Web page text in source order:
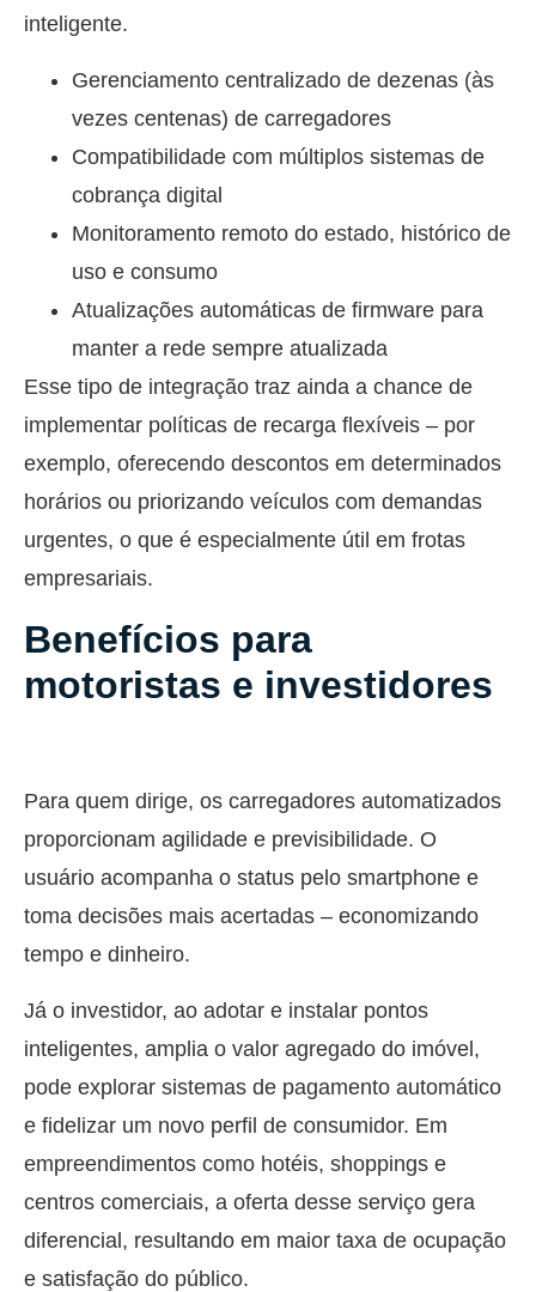
inteligente.
Gerenciamento centralizado de dezenas (às
vezes centenas) de carregadores
Compatibilidade com múltiplos sistemas de
cobrança digital
Monitoramento remoto do estado, histórico de
uso e consumo
Atualizações automáticas de firmware para
manter a rede sempre atualizada
Esse tipo de integração traz ainda a chance de
implementar políticas de recarga flexíveis – por
exemplo, oferecendo descontos em determinados
horários ou priorizando veículos com demandas
urgentes, o que é especialmente útil em frotas
empresariais.
Benefícios para
motoristas e investidores
Para quem dirige, os carregadores automatizados
proporcionam agilidade e previsibilidade. O
usuário acompanha o status pelo smartphone e
toma decisões mais acertadas – economizando
tempo e dinheiro.
Já o investidor, ao adotar e instalar pontos
inteligentes, amplia o valor agregado do imóvel,
pode explorar sistemas de pagamento automático
e fidelizar um novo perfil de consumidor. Em
empreendimentos como hotéis, shoppings e
centros comerciais, a oferta desse serviço gera
diferencial, resultando em maior taxa de ocupação
e satisfação do público.